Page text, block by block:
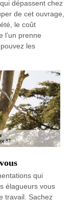
dépassent chez
de cet ouvrage,
le coût
l’un prenne
les
qui
élagueurs vous
travail. Sachez